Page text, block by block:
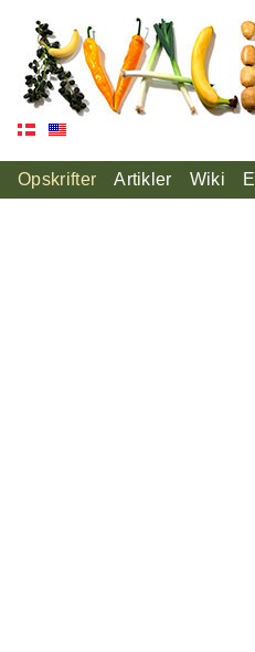
Opskrifter Artikler Wiki